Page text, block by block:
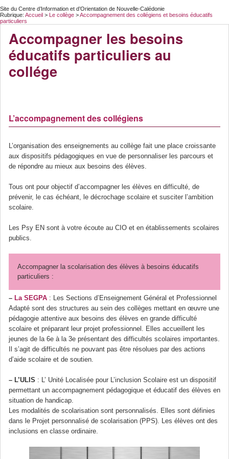
Site du Centre d’Information et d’Orientation de Nouvelle-Calédonie
Rubrique: Accueil > Le collège >Accompagnement des collégiens et besoins éducatifs
particuliers
Accompagner les besoins
éducatifs particuliers au
collége
L’accompagnement des collégiens
L’organisation des enseignements au collège fait une place croissante
aux dispositifs pédagogiques en vue de personnaliser les parcours et
de répondre au mieux aux besoins des élèves.
Tous ont pour objectif d’accompagner les élèves en difficulté, de
prévenir, le cas échéant, le décrochage scolaire et susciter l’ambition
scolaire.
Les Psy EN sont à votre écoute au CIO et en établissements scolaires
publics.
Accompagner la scolarisation des élèves à besoins éducatifs
particuliers :
– La SEGPA : Les Sections d’Enseignement Général et Professionnel
Adapté sont des structures au sein des collèges mettant en œuvre une
pédagogie attentive aux besoins des élèves en grande difficulté
scolaire et préparant leur projet professionnel. Elles accueillent les
jeunes de la 6e à la 3e présentant des difficultés scolaires importantes.
Il s’agit de difficultés ne pouvant pas être résolues par des actions
d’aide scolaire et de soutien.
– L’ULIS : L’ Unité Localisée pour L’inclusion Scolaire est un dispositif
permettant un accompagnement pédagogique et éducatif des élèves en
situation de handicap.
Les modalités de scolarisation sont personnalisés. Elles sont définies
dans le Projet personnalisé de scolarisation (PPS). Les élèves ont des
inclusions en classe ordinaire.